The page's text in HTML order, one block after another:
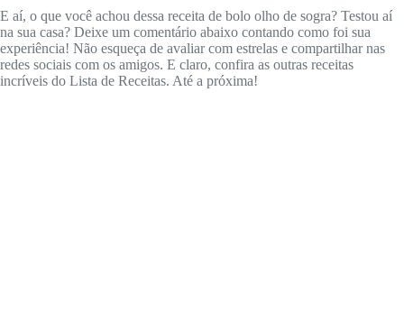
E aí, o que você achou dessa receita de bolo olho de sogra? Testou aí
na sua casa? Deixe um comentário abaixo contando como foi sua
experiência! Não esqueça de avaliar com estrelas e compartilhar nas
redes sociais com os amigos. E claro, confira as outras receitas
incríveis do Lista de Receitas. Até a próxima!